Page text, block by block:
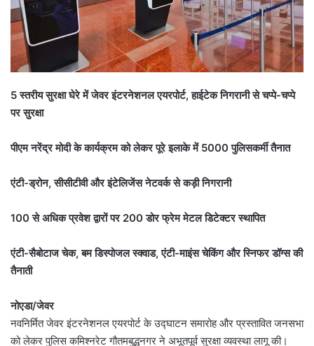
5 स्तरीय सुरक्षा घेरे में जेवर इंटरनेशनल एयरपोर्ट, हाईटेक निगरानी से चप्पे-चप्पे
पर सुरक्षा
पीएम नरेंद्र मोदी के कार्यक्रम को लेकर पूरे इलाके में 5000 पुलिसकर्मी तैनात
एंटी-ड्रोन, सीसीटीवी और इंटेलिजेंस नेटवर्क से कड़ी निगरानी
100 से अधिक प्रवेश द्वारों पर 200 डोर फ्रेम मेटल डिटेक्टर स्थापित
एंटी-सैबोटाज चेक, बम डिस्पोजल स्क्वाड, एंटी-माइंस चेकिंग और स्निफर डॉग्स की
तैनाती
नोएडा/जेवर
नवनिर्मित जेवर इंटरनेशनल एयरपोर्ट के उद्घाटन समारोह और प्रस्तावित जनसभा
को लेकर पुलिस कमिश्नरेट गौतमबुद्धनगर ने अभूतपूर्व सुरक्षा व्यवस्था लागू की।